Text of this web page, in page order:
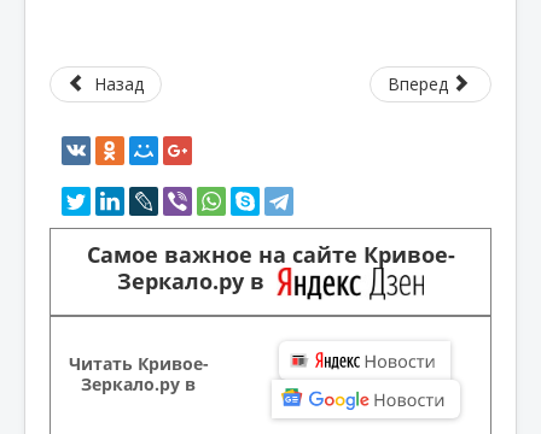
Назад Вперед
Самое важное на сайте Кривое-
Зеркало.ру в
Читать Кривое-
Зеркало.ру в